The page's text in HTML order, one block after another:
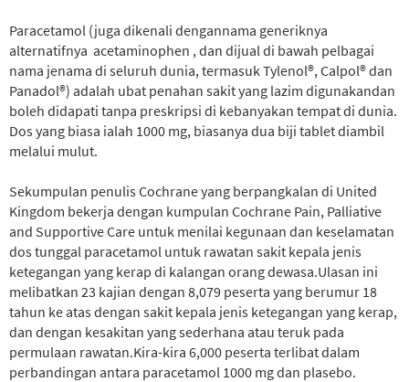
Paracetamol (juga dikenali dengannama generiknya
alternatifnya acetaminophen , dan dijual di bawah pelbagai
nama jenama di seluruh dunia, termasuk Tylenol®, Calpol® dan
Panadol®) adalah ubat penahan sakit yang lazim digunakandan
boleh didapati tanpa preskripsi di kebanyakan tempat di dunia.
Dos yang biasa ialah 1000 mg, biasanya dua biji tablet diambil
melalui mulut.
Sekumpulan penulis Cochrane yang berpangkalan di United
Kingdom bekerja dengan kumpulan Cochrane Pain, Palliative
and Supportive Care untuk menilai kegunaan dan keselamatan
dos tunggal paracetamol untuk rawatan sakit kepala jenis
ketegangan yang kerap di kalangan orang dewasa.Ulasan ini
melibatkan 23 kajian dengan 8,079 peserta yang berumur 18
tahun ke atas dengan sakit kepala jenis ketegangan yang kerap,
dan dengan kesakitan yang sederhana atau teruk pada
permulaan rawatan.Kira-kira 6,000 peserta terlibat dalam
perbandingan antara paracetamol 1000 mg dan plasebo.